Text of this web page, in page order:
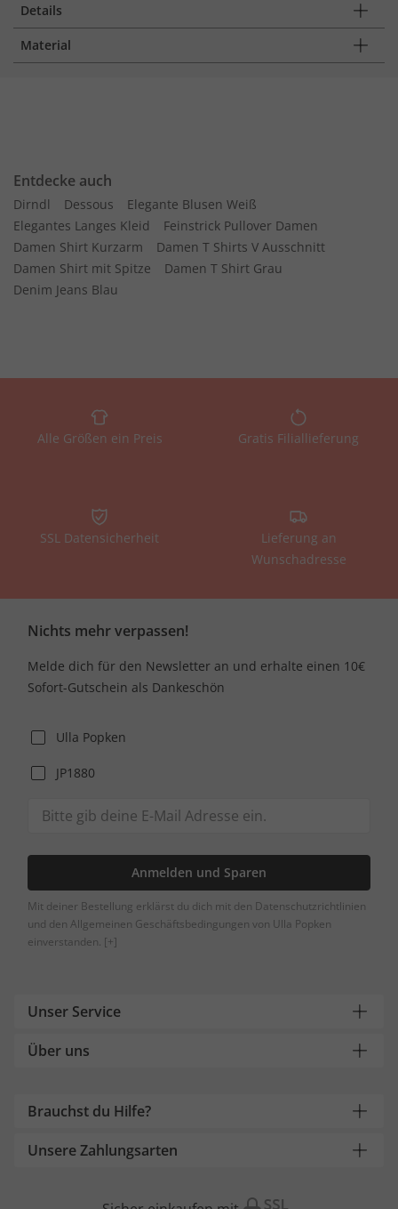
Details
Material
Entdecke auch
Dirndl Dessous
Elegante Blusen Weiß
Elegantes Langes Kleid
Feinstrick Pullover Damen
Damen Shirt Kurzarm
Damen T Shirts V Ausschnitt
Damen Shirt mit Spitze
Damen T Shirt Grau
Denim Jeans Blau
Alle Größen ein Preis Gratis Filiallieferung
SSL Datensicherheit
Lieferung an
Wunschadresse
Nichts mehr verpassen!
Melde dich für den Newsletter an und erhalte einen 10€
Sofort-Gutschein als Dankeschön
Ulla Popken
JP1880
Anmelden und Sparen
Mit deiner Bestellung erklärst du dich mit den Datenschutzrichtlinien
und den Allgemeinen Geschäftsbedingungen von Ulla Popken
einverstanden. [+]
Unser Service
Über uns
Brauchst du Hilfe?
Unsere Zahlungsarten